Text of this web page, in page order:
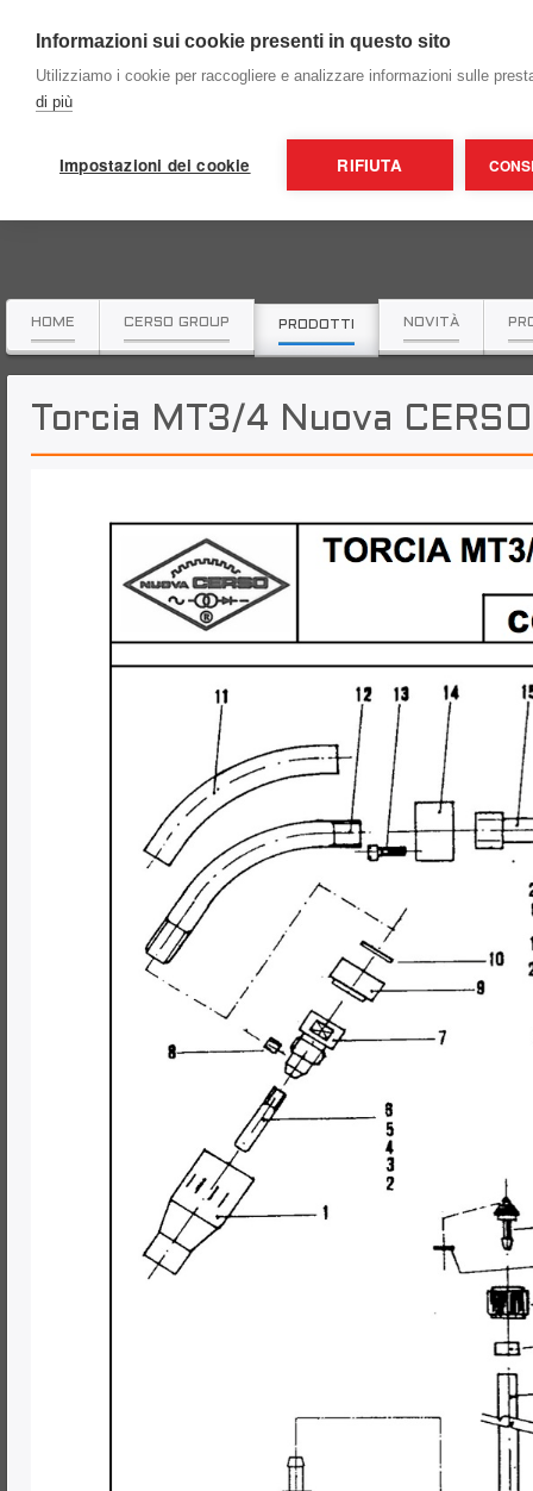
HOME CERSO GROUP PRODOTTI NOVITÀ
Torcia MT3/4 Nuova CERSO
Informazioni sui cookie presenti in questo sito
Utilizziamo i cookie per raccogliere e analizzare informazioni sulle
di più
Impostazioni dei cookie RIFIUTA